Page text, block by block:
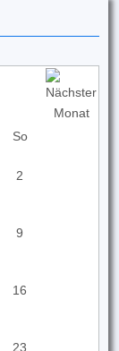
So
2
9
16
23